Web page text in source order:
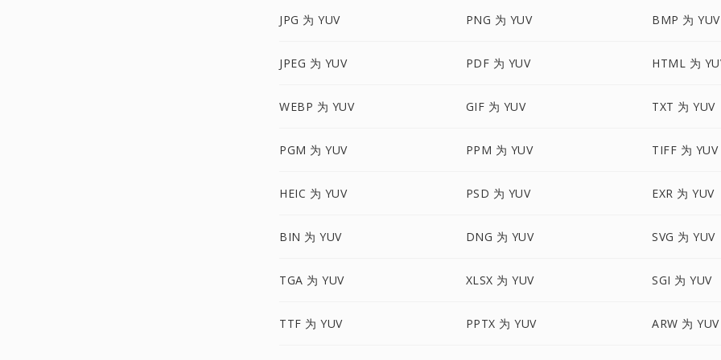
JPG 为 YUV PNG 为 YUV BMP 为 YUV
JPEG 为 YUV PDF 为 YUV HTML 为
WEBP 为 YUV GIF 为 YUV TXT 为 YUV
PGM 为 YUV PPM 为 YUV TIFF 为 YUV
HEIC 为 YUV PSD 为 YUV EXR 为 YUV
BIN 为 YUV DNG 为 YUV SVG 为 YUV
TGA 为 YUV XLSX 为 YUV SGI 为 YUV
TTF 为 YUV PPTX 为 YUV ARW 为 YUV